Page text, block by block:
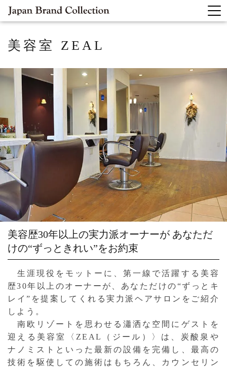
美容室 ZEAL
美容歴30年以上の実力派オーナーが あなただ
けの“ずっときれい”をお約束
生涯現役をモットーに、第一線で活躍する美容
歴30年以上のオーナーが、あなただけの“ずっとキ
レイ”を提案してくれる実力派ヘアサロンをご紹介
しよう。
南欧リゾートを思わせる瀟洒な空間にゲストを
迎える美容室〈ZEAL（ジール）〉は、炭酸泉や
ナノミストといった最新の設備を完備し、最高の
技術を駆使しての施術はもちろん、カウンセリン